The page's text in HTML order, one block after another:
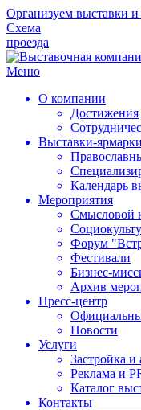
Организуем выставки
Схема
проезда
Меню
О компании
Достижения
Выставки-ярмарки
Календарь
Мероприятия
Смысловой
Форум
Фестивали
Бизнес-
Архив
Пресс-центр
Новости
Услуги
Застройка и
Реклама и
Каталог
Контакты